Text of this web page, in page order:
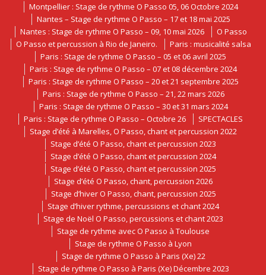
Montpellier : Stage de rythme O Passo 05, 06 Octobre 2024
Nantes – Stage de rythme O Passo – 17 et 18 mai 2025
Nantes : Stage de rythme O Passo – 09, 10 mai 2026
O Passo
O Passo et percussion à Rio de Janeiro.
Paris : musicalité salsa
Paris : Stage de rythme O Passo – 05 et 06 avril 2025
Paris : Stage de rythme O Passo – 07 et 08 décembre 2024
Paris : Stage de rythme O Passo – 20 et 21 septembre 2025
Paris : Stage de rythme O Passo – 21, 22 mars 2026
Paris : Stage de rythme O Passo – 30 et 31 mars 2024
Paris : Stage de rythme O Passo – Octobre 26
SPECTACLES
Stage d’été à Marelles, O Passo, chant et percussion 2022
Stage d’été O Passo, chant et percussion 2023
Stage d’été O Passo, chant et percussion 2024
Stage d’été O Passo, chant et percussion 2025
Stage d’été O Passo, chant, percussion 2026
Stage d’hiver O Passo, chant, percussion 2025
Stage d’hiver rythme, percussions et chant 2024
Stage de Noël O Passo, percussions et chant 2023
Stage de rythme avec O Passo à Toulouse
Stage de rythme O Passo à Lyon
Stage de rythme O Passo à Paris (Xe) 22
Stage de rythme O Passo à Paris (Xe) Décembre 2023